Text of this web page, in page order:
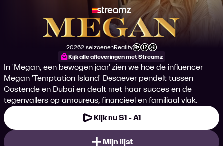
Megan
Productiejaar
20262 seizoenen
Genre
Reality
Leeftijdsclassificatie
Kijk alle afleveringen met Streamz
In 'Megan, een bewogen jaar' zien we hoe de influencer
Megan 'Temptation Island' Desaever pendelt tussen
Oostende en Dubai en dealt met haar succes en de
tegenvallers op amoureus, financieel en familiaal vlak.
Kijk nu S1 - A1
Mijn lijst